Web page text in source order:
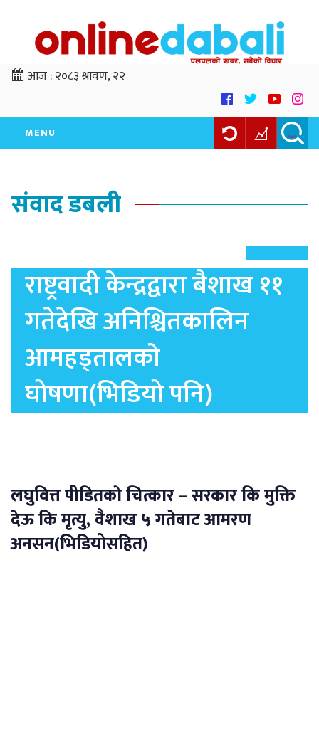
आज :२०८३ श्रावण, २२
MENU
संवाद डबली
राष्ट्रवादी केन्द्रद्वारा बैशाख ११
गतेदेखि अनिश्चितकालिन
आमहड्तालको
घोषणा(भिडियो पनि)
लघुवित्त पीडितकाे चित्कार – सरकार कि मुक्ति
देऊ कि मृत्यु, वैशाख ५ गतेबाट आमरण
अनसन(भिडियोसहित)